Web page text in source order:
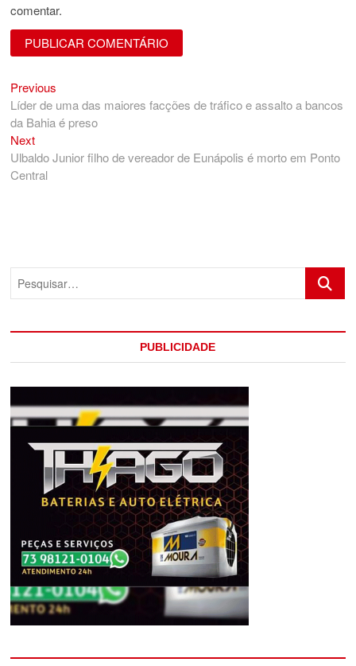
comentar.
Navegação
de
Post
Previous
post:
Líder de uma das maiores facções de tráfico e assalto a bancos
da Bahia é preso
NextNext
post:
Ulbaldo Junior filho de vereador de Eunápolis é morto em Ponto
Central
PUBLICIDADE